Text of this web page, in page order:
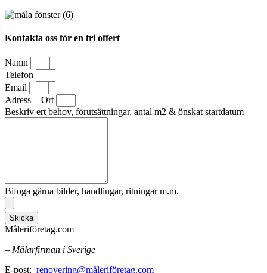
Kontakta oss för en fri offert
Namn
Telefon
Email
Adress + Ort
Beskriv ert behov, förutsättningar, antal m2 & önskat startdatum
Bifoga gärna bilder, handlingar, ritningar m.m.
Skicka
Måleriföretag.com
– Målarfirman i Sverige
E-post: renovering@måleriföretag.com